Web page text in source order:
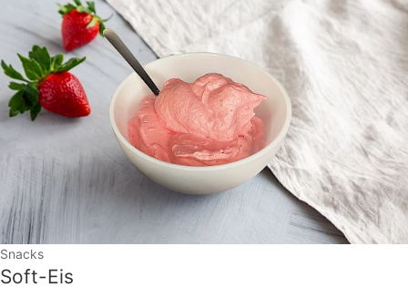
Snacks
Soft-Eis